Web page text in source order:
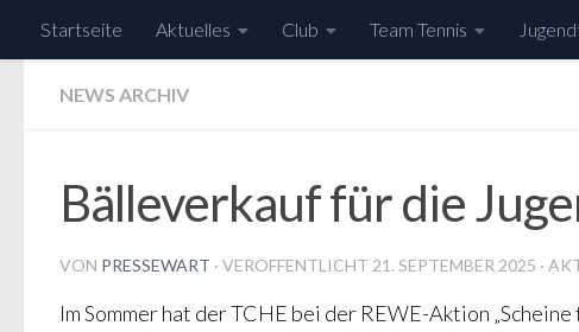
Zum Inhalt springen
Startseite Aktuelles Club Team Tennis
NEWS ARCHIV
Bälleverkauf für die
VON PRESSEWART · VERÖFFENTLICHT 21. SEPTEMBER 2025 ·
Im Sommer hat der TCHE bei der REWE-Aktion